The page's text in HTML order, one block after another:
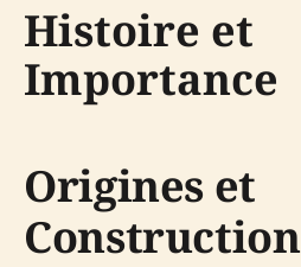
Histoire et
Importance
Origines et
Construction